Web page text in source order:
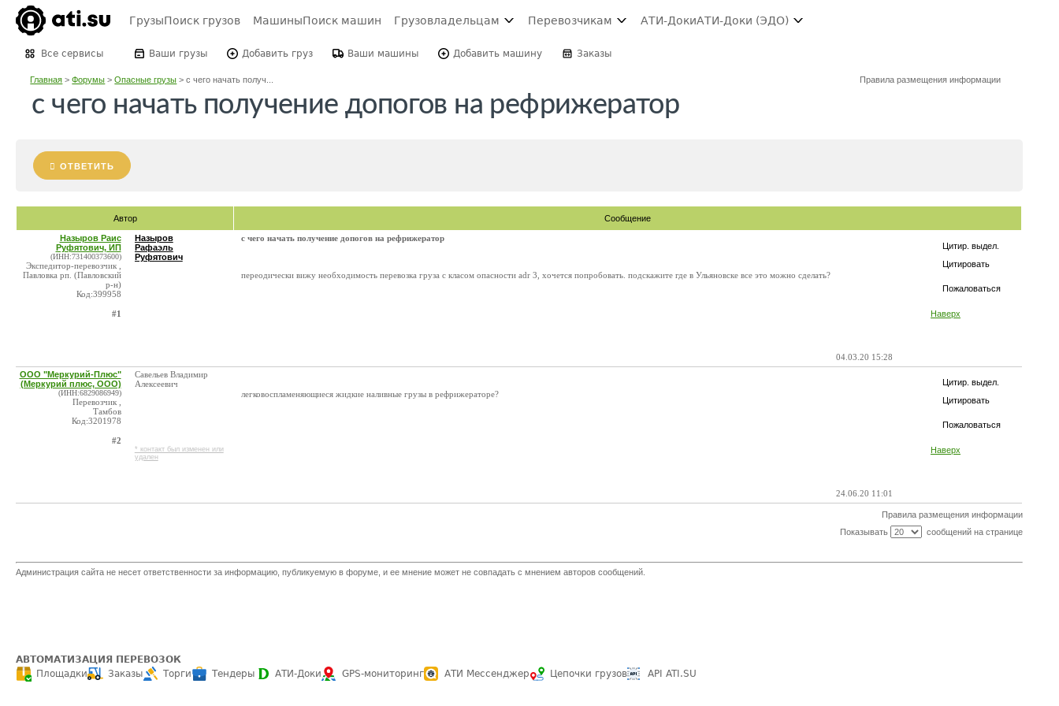
ГрузыПоиск грузов МашиныПоиск машин Грузовладельцам Перевозчикам АТИ-ДокиАТИ-Доки (ЭДО)
Все сервисы Ваши грузы Добавить груз Ваши машины Добавить машину Заказы
Главная >Форумы >Опасные грузы >с чего начать получ... Правила размещения информации
с чего начать получение допогов на рефрижератор
ОТВЕТИТЬ
Автор Сообщение
Цитир. выдел.
Цитировать
Пожаловаться
Наверх
Назыров Раис
Руфятович, ИП
(ИНН:731400373600)
Экспедитор-перевозчик ,
Павловка рп. (Павловский
р-н)
Код:399958
#1
Назыров
Рафаэль
Руфятович
с чего начать получение допогов на рефрижератор
переодически вижу необходимость перевозка груза с класом опасности adr 3, хочется попробовать. подскажите где в Ульяновске все это можно сделать?
04.03.20 15:28
Цитир. выдел.
Цитировать
Пожаловаться
Наверх
ООО "Меркурий-Плюс"
(Меркурий плюс, ООО)
(ИНН:6829086949)
Перевозчик ,
Тамбов
Код:3201978
#2
Савельев Владимир
Алексеевич
* контакт был изменен или
удален
легковоспламеняющиеся жидкие наливные грузы в рефрижераторе?
24.06.20 11:01
Правила размещения информации
Показывать
сообщений на странице
Администрация сайта не несет ответственности за информацию, публикуемую в форуме, и ее мнение может не совпадать с мнением авторов сообщений.
АВТОМАТИЗАЦИЯ ПЕРЕВОЗОК
Площадки
Заказы Торги Тендеры АТИ-Доки GPS-мониторинг АТИ Мессенджер Цепочки грузов API ATI.SU